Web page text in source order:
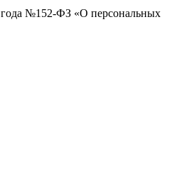
года №152-ФЗ «О персональных